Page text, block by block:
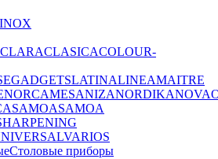
CLARACLASICACOLOUR-
GADGETSLATINALINEAMAITRE
MESANIZANORDIKANOVA
SAMOASAMOA
VARIOS
Столовые приборы